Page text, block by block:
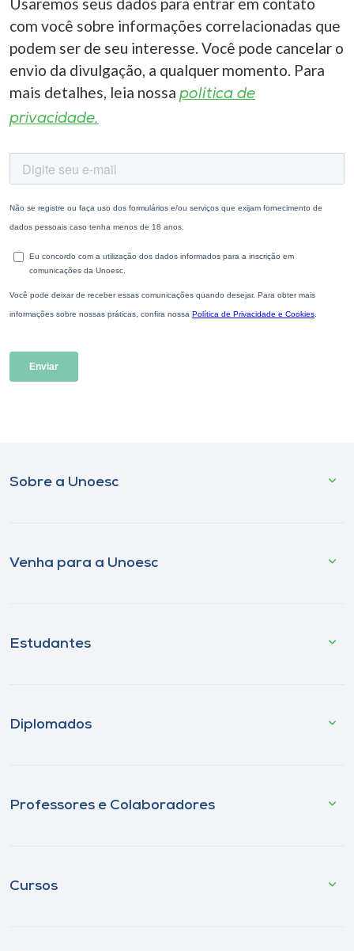
Usaremos seus dados para entrar em contato
com você sobre informações correlacionadas que
podem ser de seu interesse. Você pode cancelar o
envio da divulgação, a qualquer momento. Para
mais detalhes, leia nossa política de
privacidade.
Sobre a Unoesc
Venha para a Unoesc
Estudantes
Diplomados
Professores e Colaboradores
Cursos